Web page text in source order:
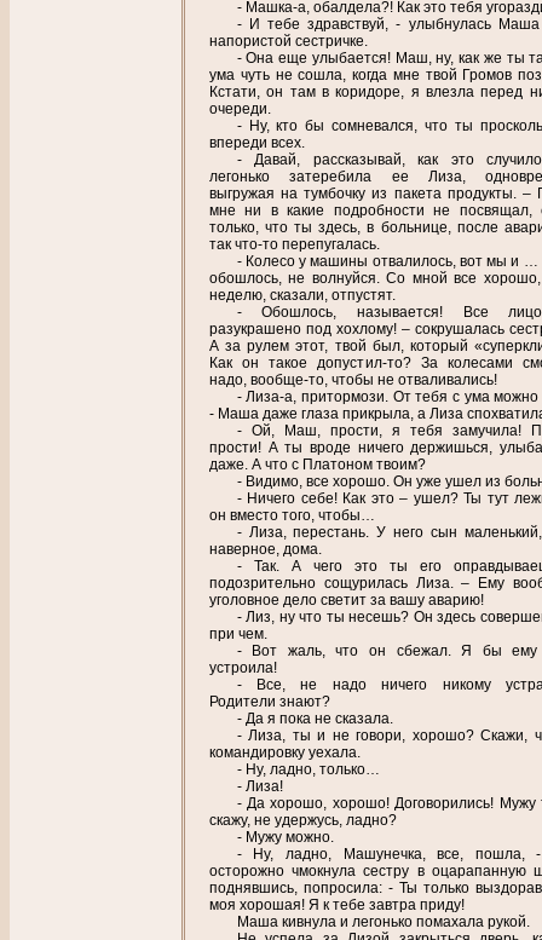
- Машка-а, обалдела?! Как это тебя
- И тебе здравствуй, - улыбнулась Маша
напористой сестричке.
- Она еще улыбается! Маш, ну, как же ты
ума чуть не сошла, когда мне твой Громов
Кстати, он там в коридоре, я влезла перед
очереди.
- Ну, кто бы сомневался, что ты
впереди всех.
- Давай, рассказывай, как это
легонько затеребила ее Лиза,
выгружая на тумбочку из пакета продукты. –
мне ни в какие подробности не посвящал,
только, что ты здесь, в больнице, после
так что-то перепугалась.
- Колесо у машины отвалилось, вот мы и …
обошлось, не волнуйся. Со мной все хорошо,
неделю, сказали, отпустят.
- Обошлось, называется! Все
разукрашено под хохлому! – сокрушалась
А за рулем этот, твой был, который
Как он такое допустил-то? За колесами
надо, вообще-то, чтобы не отваливались!
- Лиза-а, притормози. От тебя с ума можно
- Маша даже глаза прикрыла, а Лиза
- Ой, Маш, прости, я тебя замучила!
прости! А ты вроде ничего держишься,
даже. А что с Платоном твоим?
- Видимо, все хорошо. Он уже ушел из
- Ничего себе! Как это – ушел? Ты тут
он вместо того, чтобы…
- Лиза, перестань. У него сын
наверное, дома.
- Так. А чего это ты его
подозрительно сощурилась Лиза. – Ему
уголовное дело светит за вашу аварию!
- Лиз, ну что ты несешь? Он здесь
при чем.
- Вот жаль, что он сбежал. Я бы ему
устроила!
- Все, не надо ничего никому
Родители знают?
- Да я пока не сказала.
- Лиза, ты и не говори, хорошо? Скажи,
командировку уехала.
- Ну, ладно, только…
- Лиза!
- Да хорошо, хорошо! Договорились! Мужу
скажу, не удержусь, ладно?
- Мужу можно.
- Ну, ладно, Машунечка, все, пошла,
осторожно чмокнула сестру в оцарапанную
поднявшись, попросила: - Ты только
моя хорошая! Я к тебе завтра приду!
Маша кивнула и легонько помахала рукой.